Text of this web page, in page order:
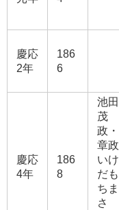
慶応
2年
186
6
慶応
4年
186
8
池田
茂
政・
章政
いけ
だも
ちま
さ